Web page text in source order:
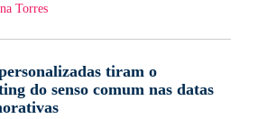
Torres
tiram o
do senso comum nas datas